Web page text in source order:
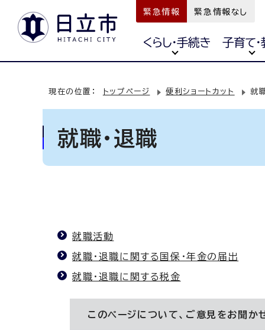
緊急情報 緊急情報なし
くらし・手続き 子育て
現在の位置： トップページ 便利ショートカット 就
就職・退職
就職活動
就職・退職に関する国保・年金の届出
就職・退職に関する税金
このページについて、ご意見をお聞か